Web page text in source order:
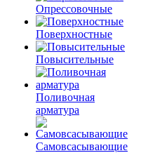
Опрессовочные
Поверхностные
Повысительные
Поливочная
арматура
Самовсасывающие